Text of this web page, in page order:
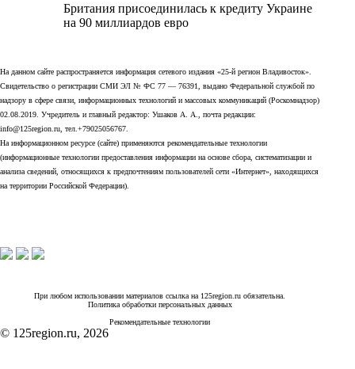
Британия присоединилась к кредиту Украине
на 90 миллиардов евро
На данном сайте распространяется информация сетевого издания «25-й регион Владивосток».
Свидетельство о регистрации СМИ ЭЛ № ФС 77 — 76391, выдано Федеральной службой по
надзору в сфере связи, информационных технологий и массовых коммуникаций (Роскомнадзор)
02.08.2019. Учредитель и главный редактор: Ушаков А. А., почта редакции:
info@125region.ru, тел.+79025056767.
На информационном ресурсе (сайте) применяются рекомендательные технологии
(информационные технологии предоставления информации на основе сбора, систематизации и
анализа сведений, относящихся к предпочтениям пользователей сети «Интернет», находящихся
на территории Российской Федерации).
При любом использовании материалов ссылка на 125region.ru обязательна.
Политика обработки персональных данных
Рекомендательные технологии
© 125region.ru, 2026